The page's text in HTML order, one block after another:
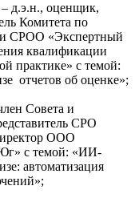
д.э.н., оценщик,
Комитета по
СРОО «Экспертный
квалификации
практике» с темой:
отчетов об оценке»;
Совета и
СРО
ООО
Юг» с темой: «ИИ-
автоматизация